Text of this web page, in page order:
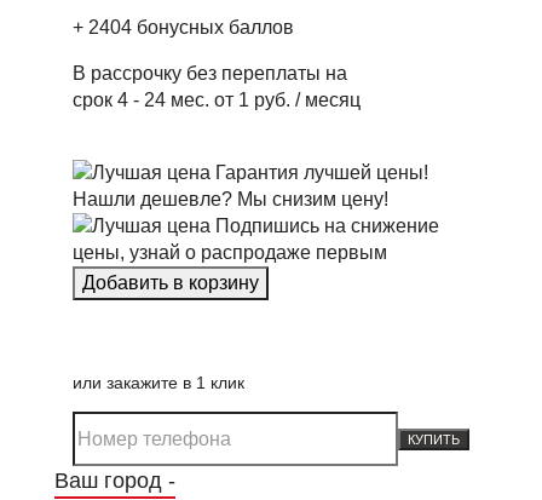
+ 2404 бонусных баллов
В рассрочку без переплаты на
срок 4 - 24 мес. от 1 руб. / месяц
Гарантия лучшей цены!
Нашли дешевле? Мы снизим цену!
Подпишись на снижение
цены, узнай о распродаже первым
или закажите в 1 клик
КУПИТЬ
Ваш город -